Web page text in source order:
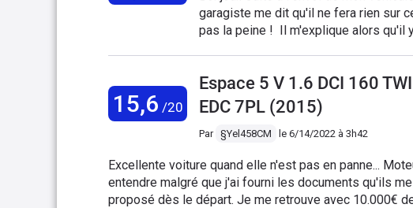
garagiste me dit qu'il ne fera rien sur
pas la peine ! Il m'explique alors qu'il
Je contacte le service initial Paris qui
diagnostic précis, eux ne peuvent
récurrent chez Renault (casse
leurs clients. Je déconseille vivement
bien connu afin qu'un maximum de
Ça finira par payer !
15,6 /20
Espace 5 V 1.6 DCI 160
EDC 7PL (2015)
Par §Yel458CM le 6/14/2022 à 3h42
Excellente voiture quand elle n'est pas en panne...
entendre malgré que j'ai fourni les documents qu'ils
proposé dès le départ. Je me retrouve avec 10.000€